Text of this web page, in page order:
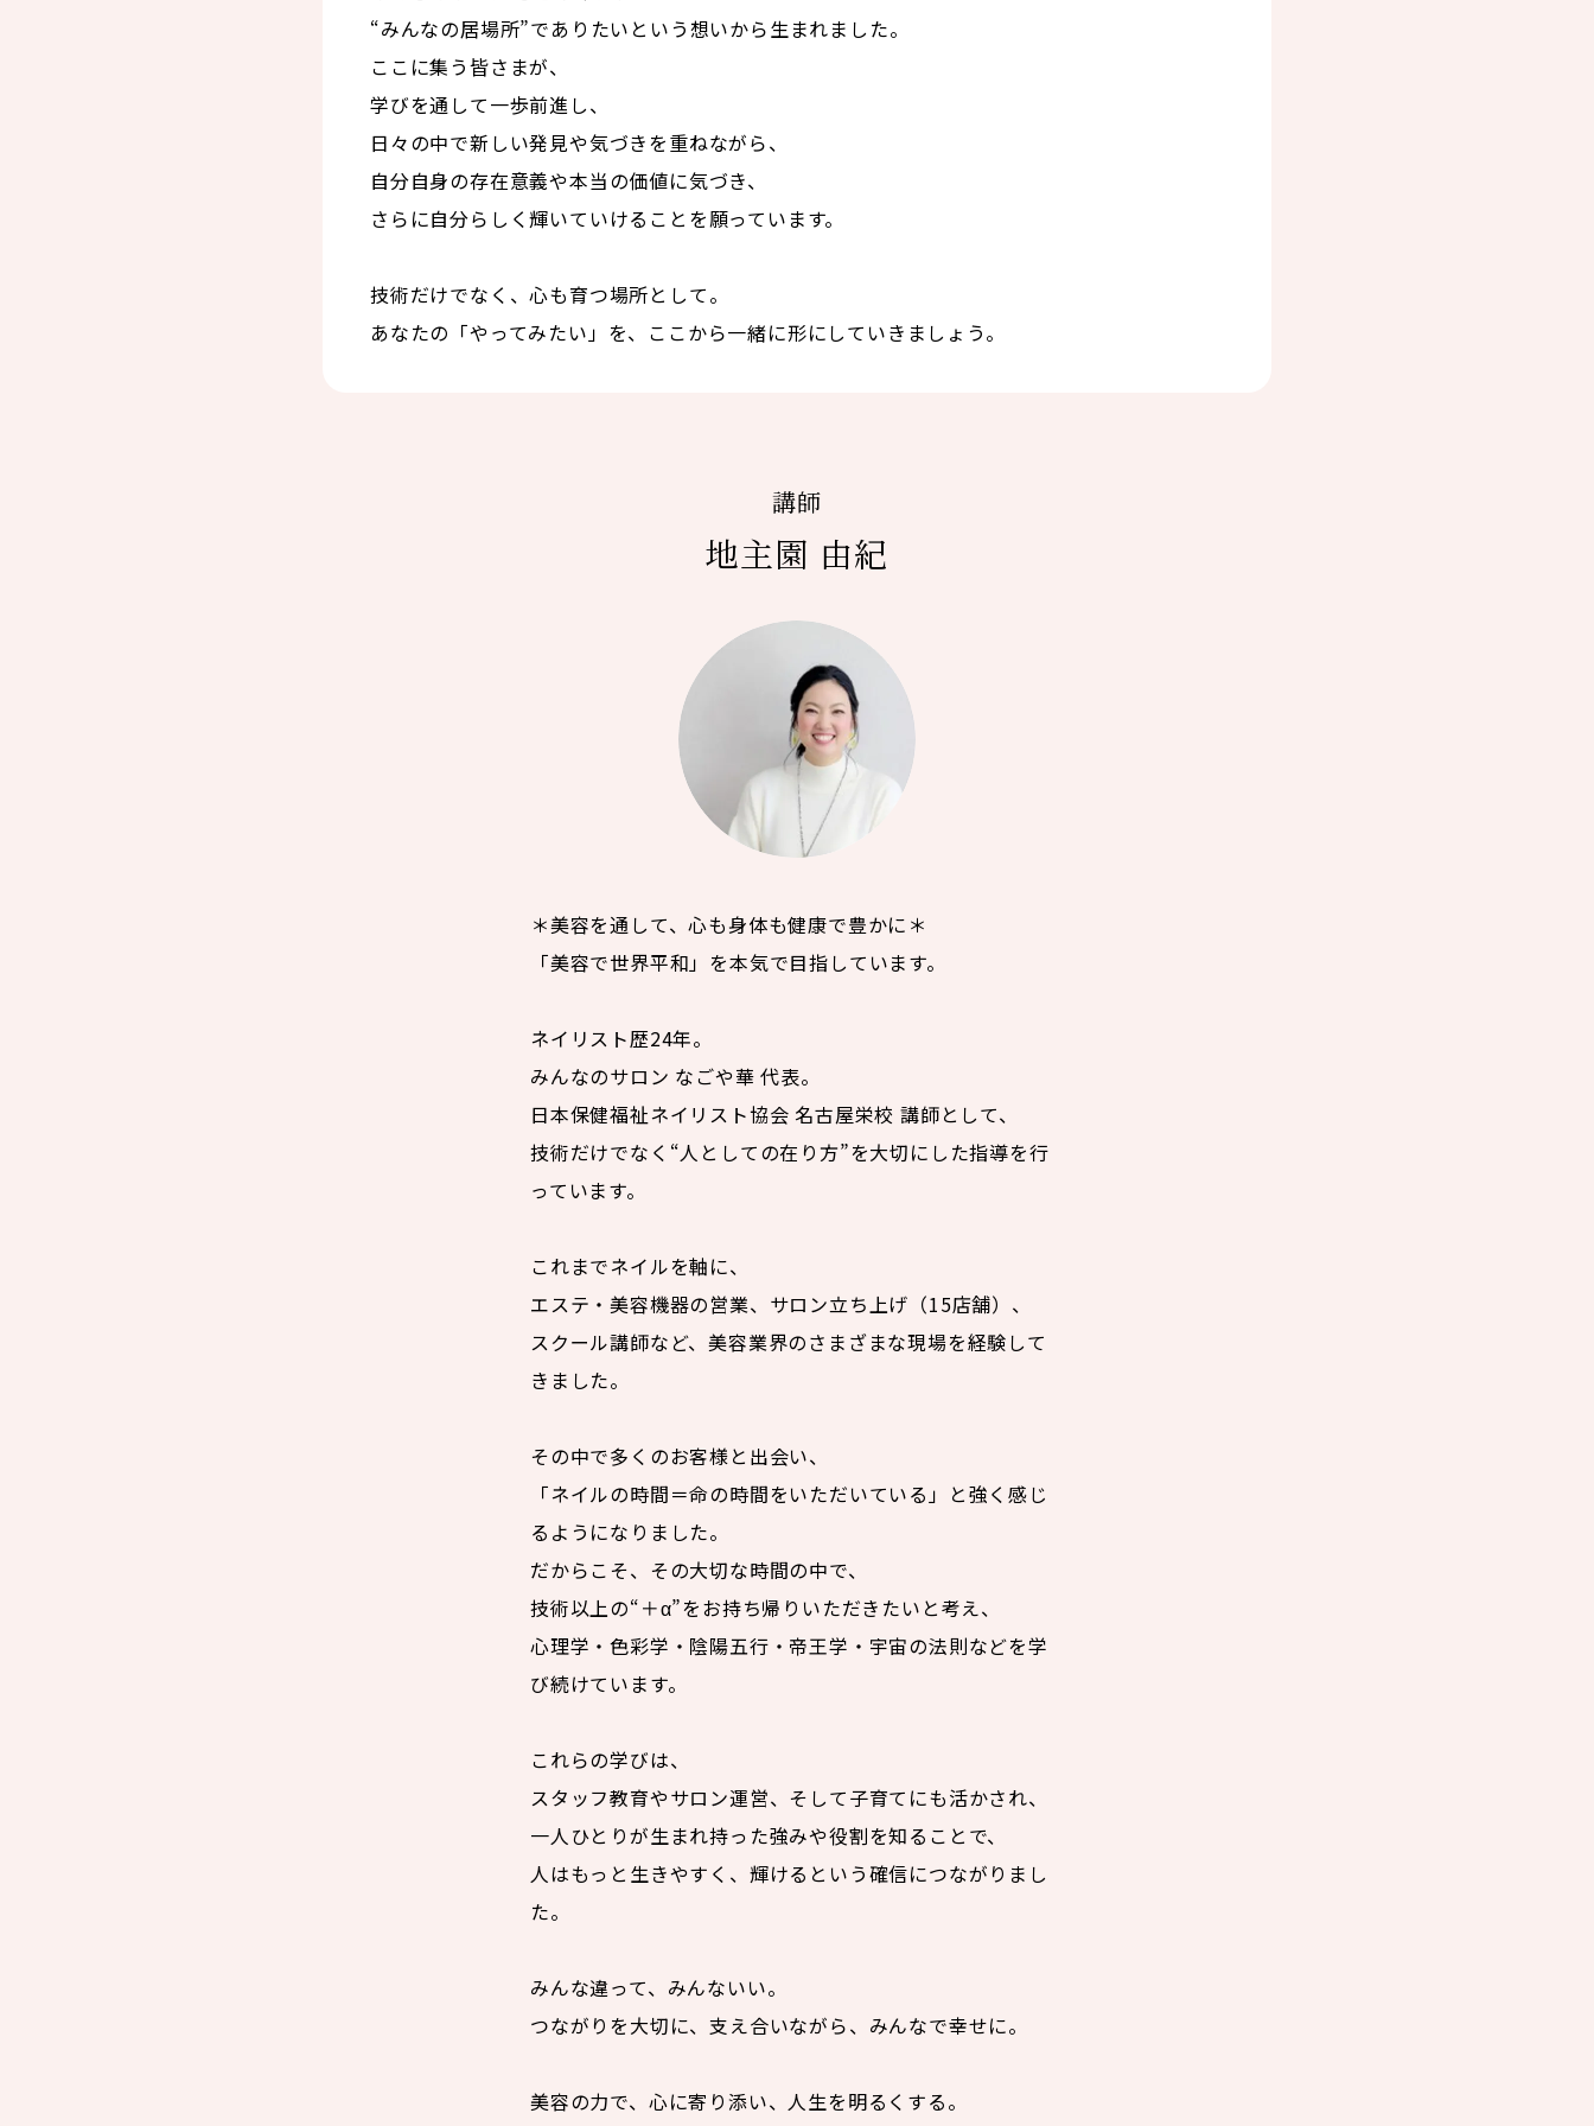
“みんなの居場所”でありたいという想いから生まれました。
ここに集う皆さまが、
学びを通して一歩前進し、
日々の中で新しい発見や気づきを重ねながら、
自分自身の存在意義や本当の価値に気づき、
さらに自分らしく輝いていけることを願っています。
技術だけでなく、心も育つ場所として。
あなたの「やってみたい」を、ここから一緒に形にしていきましょう。
講師
地主園 由紀
＊美容を通して、心も身体も健康で豊かに＊
「美容で世界平和」を本気で目指しています。
ネイリスト歴24年。
みんなのサロン なごや華 代表。
日本保健福祉ネイリスト協会 名古屋栄校 講師として、
技術だけでなく“人としての在り方”を大切にした指導を行
っています。
これまでネイルを軸に、
エステ・美容機器の営業、サロン立ち上げ（15店舗）、
スクール講師など、美容業界のさまざまな現場を経験して
きました。
その中で多くのお客様と出会い、
「ネイルの時間＝命の時間をいただいている」と強く感じ
るようになりました。
だからこそ、その大切な時間の中で、
技術以上の“＋α”をお持ち帰りいただきたいと考え、
心理学・色彩学・陰陽五行・帝王学・宇宙の法則などを学
び続けています。
これらの学びは、
スタッフ教育やサロン運営、そして子育てにも活かされ、
一人ひとりが生まれ持った強みや役割を知ることで、
人はもっと生きやすく、輝けるという確信につながりまし
た。
みんな違って、みんないい。
つながりを大切に、支え合いながら、みんなで幸せに。
美容の力で、心に寄り添い、人生を明るくする。